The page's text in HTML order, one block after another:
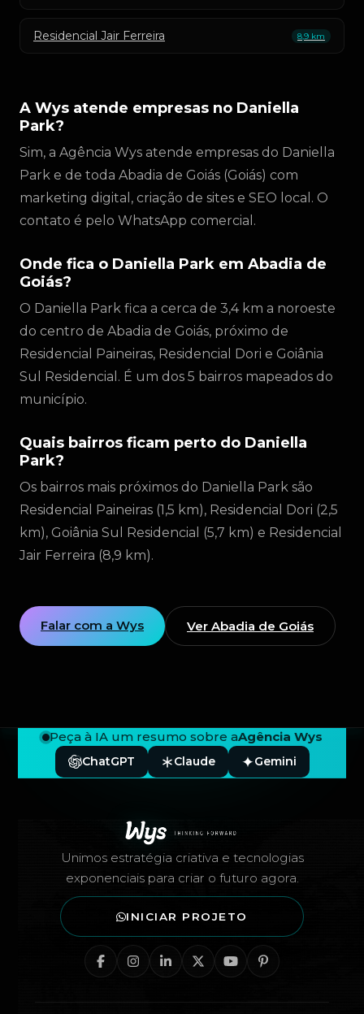
Residencial Jair Ferreira 8,9 km
A Wys atende empresas no Daniella
Park?
Sim, a Agência Wys atende empresas do Daniella
Park e de toda Abadia de Goiás (Goiás) com
marketing digital, criação de sites e SEO local. O
contato é pelo WhatsApp comercial.
Onde fica o Daniella Park em Abadia de
Goiás?
O Daniella Park fica a cerca de 3,4 km a noroeste
do centro de Abadia de Goiás, próximo de
Residencial Paineiras, Residencial Dori e Goiânia
Sul Residencial. É um dos 5 bairros mapeados do
município.
Quais bairros ficam perto do Daniella
Park?
Os bairros mais próximos do Daniella Park são
Residencial Paineiras (1,5 km), Residencial Dori (2,5
km), Goiânia Sul Residencial (5,7 km) e Residencial
Jair Ferreira (8,9 km).
Falar com a Wys Ver Abadia de Goiás
Peça à IA um resumo sobre aAgência Wys
ChatGPT Claude Gemini
Unimos estratégia criativa e tecnologias
exponenciais para criar o futuro agora.
INICIAR PROJETO